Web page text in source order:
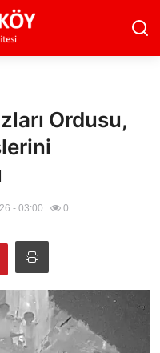
Ordusu,
- 03:00 0